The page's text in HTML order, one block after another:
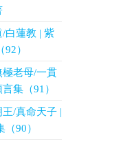
白蓮教 | 紫
）
老母/一貫
集（91）
/真命天子 |
90）